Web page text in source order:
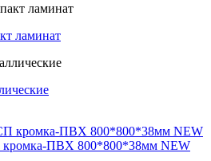
ламинат
ПВХ 800*800*38мм NEW